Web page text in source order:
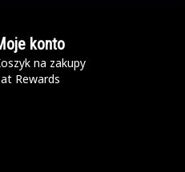
konto
na zakupy
Rewards